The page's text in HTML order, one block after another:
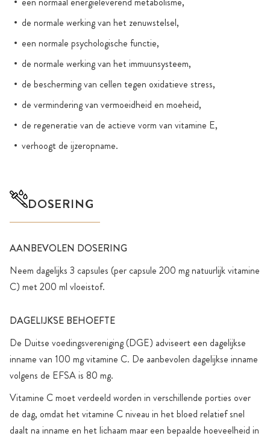
de normale werking van het zenuwstelsel,
een normale psychologische functie,
de normale werking van het immuunsysteem,
de bescherming van cellen tegen oxidatieve stress,
de vermindering van vermoeidheid en moeheid,
de regeneratie van de actieve vorm van vitamine E,
verhoogt de ijzeropname.
DOSERING
AANBEVOLEN DOSERING
Neem dagelijks 3 capsules (per capsule 200 mg natuurlijk vitamine
C) met 200 ml vloeistof.
DAGELIJKSE BEHOEFTE
De Duitse voedingsvereniging (DGE) adviseert een dagelijkse
inname van 100 mg vitamine C. De aanbevolen dagelijkse inname
volgens de EFSA is 80 mg.
Vitamine C moet verdeeld worden in verschillende porties over
de dag, omdat het vitamine C niveau in het bloed relatief snel
daalt na inname en het lichaam maar een bepaalde hoeveelheid in